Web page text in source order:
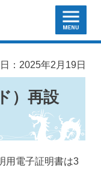
MENU
：2025年2月19日
）再設
用電子証明書は3